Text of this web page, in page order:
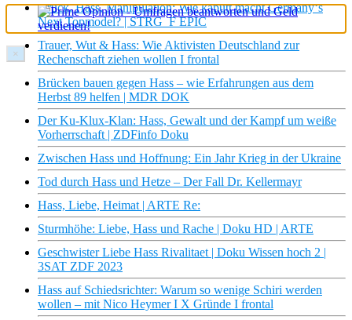
Druck, Hass, Manipulation: Wie kaputt macht Germany‘s
Next Topmodel? | STRG_F EPIC
Trauer, Wut & Hass: Wie Aktivisten Deutschland zur
Rechenschaft ziehen wollen I frontal
Brücken bauen gegen Hass – wie Erfahrungen aus dem
Herbst 89 helfen | MDR DOK
Der Ku-Klux-Klan: Hass, Gewalt und der Kampf um weiße
Vorherrschaft | ZDFinfo Doku
Zwischen Hass und Hoffnung: Ein Jahr Krieg in der Ukraine
Tod durch Hass und Hetze – Der Fall Dr. Kellermayr
Hass, Liebe, Heimat | ARTE Re:
Sturmhöhe: Liebe, Hass und Rache | Doku HD | ARTE
Geschwister Liebe Hass Rivalitaet | Doku Wissen hoch 2 |
3SAT ZDF 2023
Hass auf Schiedsrichter: Warum so wenige Schiri werden
wollen – mit Nico Heymer I X Gründe I frontal
×